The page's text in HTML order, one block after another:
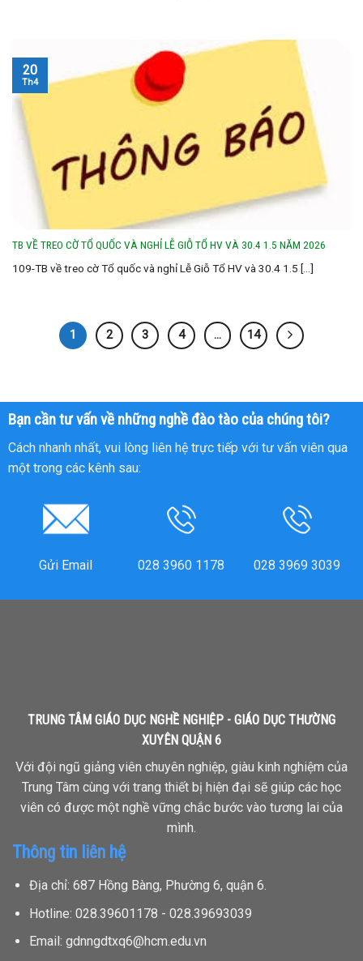
TB VỀ TREO CỜ TỔ QUỐC VÀ NGHỈ LỄ GIỖ TỔ HV VÀ 30.4 1.5 NĂM 2026
109-TB về treo cờ Tổ quốc và nghỉ Lễ Giỗ Tổ HV và 30.4 1.5 [...]
20
Th4
1 2 3 4 … 14
Bạn cần tư vấn về những nghề đào tào của chúng tôi?
Cách nhanh nhất, vui lòng liên hệ trực tiếp với tư vấn viên qua
một trong các kênh sau:
Gửi Email 028 3960 1178 028 3969 3039
TRUNG TÂM GIÁO DỤC NGHỀ NGHIỆP - GIÁO DỤC THƯỜNG
XUYÊN QUẬN 6
Với đội ngũ giảng viên chuyên nghiệp, giàu kinh nghiệm của
Trung Tâm cùng với trang thiết bị hiện đại sẽ giúp các học
viên có được một nghề vững chắc bước vào tương lai của
mình.
Thông tin liên hệ
Địa chỉ: 687 Hồng Bàng, Phường 6, quận 6.
Hotline: 028.39601178 - 028.39693039
Email: gdnngdtxq6@hcm.edu.vn